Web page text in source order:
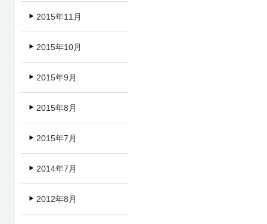
2015年11月
2015年10月
2015年9月
2015年8月
2015年7月
2014年7月
2012年8月